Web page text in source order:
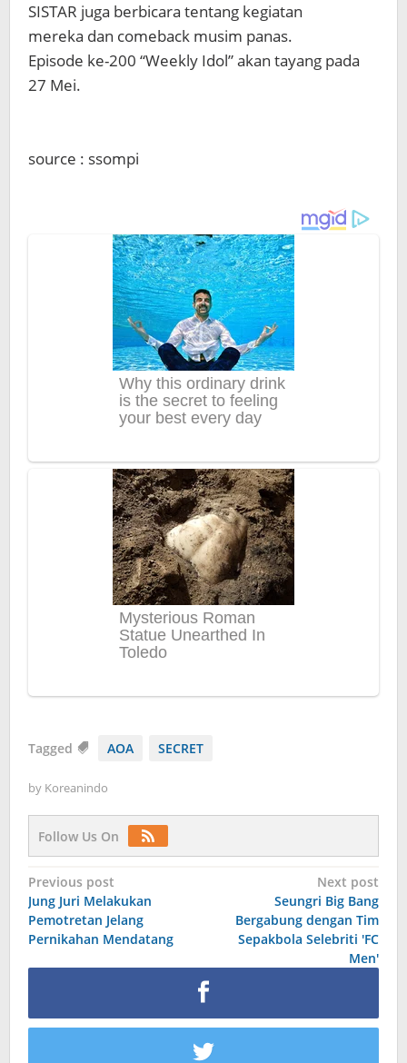
SISTAR juga berbicara tentang kegiatan
mereka dan comeback musim panas.
Episode ke-200 “Weekly Idol” akan tayang pada
27 Mei.
source : ssompi
Tagged AOA SECRET
by Koreanindo
Follow Us On
Post
navigation
Previous post
Jung Juri Melakukan
Pemotretan Jelang
Pernikahan Mendatang
Next post
Seungri Big Bang
Bergabung dengan Tim
Sepakbola Selebriti 'FC
Men'